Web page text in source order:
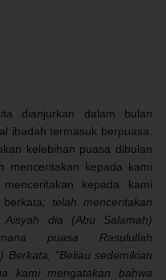
dianjurkan dalam bulan
ibadah termasuk berpuasa.
kelebihan puasa dibulan
menceritakan kepada kami
kepada kami
; telah menceritakan
dia (Abu Salamah)
puasa Rasulullah
Berkata; "Beliau sedemikian
kami mengatakan bahwa